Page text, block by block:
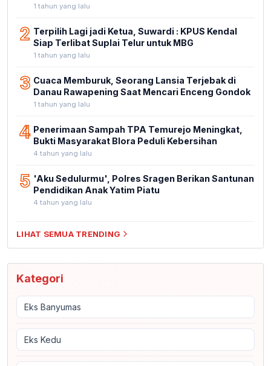
1 tahun yang lalu
2 Terpilih Lagi jadi Ketua, Suwardi : KPUS Kendal
Siap Terlibat Suplai Telur untuk MBG
1 tahun yang lalu
3 Cuaca Memburuk, Seorang Lansia Terjebak di
Danau Rawapening Saat Mencari Enceng Gondok
1 tahun yang lalu
4 Penerimaan Sampah TPA Temurejo Meningkat,
Bukti Masyarakat Blora Peduli Kebersihan
4 tahun yang lalu
5 'Aku Sedulurmu', Polres Sragen Berikan Santunan
Pendidikan Anak Yatim Piatu
4 tahun yang lalu
LIHAT SEMUA TRENDING
Kategori
Eks Banyumas
Eks Kedu